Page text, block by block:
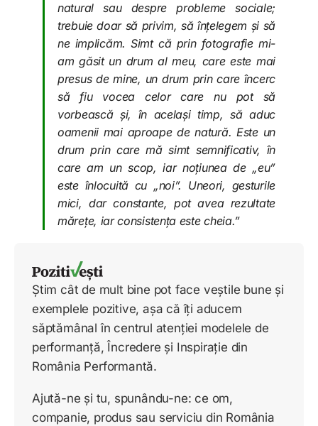
natural sau despre probleme sociale;
trebuie doar să privim, să înțelegem și să
ne implicăm. Simt că prin fotografie mi-
am găsit un drum al meu, care este mai
presus de mine, un drum prin care încerc
să fiu vocea celor care nu pot să
vorbească și, în același timp, să aduc
oamenii mai aproape de natură. Este un
drum prin care mă simt semnificativ, în
care am un scop, iar noțiunea de „eu”
este înlocuită cu „noi”. Uneori, gesturile
mici, dar constante, pot avea rezultate
mărețe, iar consistența este cheia.”
Știm cât de mult bine pot face veștile bune și
exemplele pozitive, așa că îți aducem
săptămânal în centrul atenției modelele de
performanță, Încredere și Inspirație din
România Performantă.
Ajută-ne și tu, spunându-ne: ce om,
companie, produs sau serviciu din România